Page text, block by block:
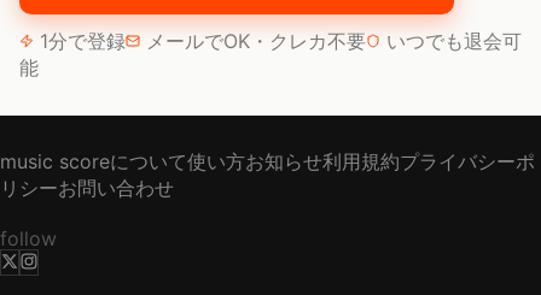
1分で登録 メールでOK・クレカ不要
いつでも退会可
能
music scoreについて使い方お知らせ利用規約プライバシーポ
リシーお問い合わせ
follow